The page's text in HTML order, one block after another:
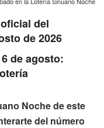
del
de 2026
de agosto:
Noche de este
del número